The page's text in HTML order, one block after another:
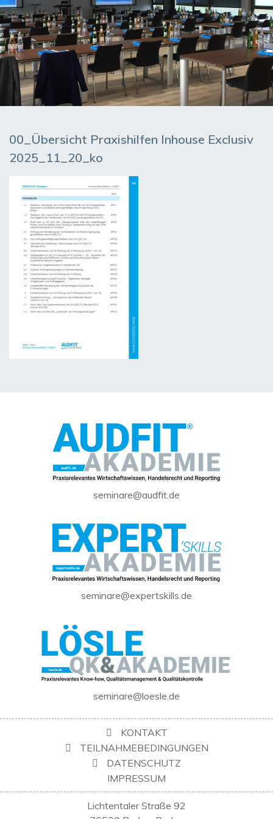
00_Übersicht Praxishilfen Inhouse Exclusiv
2025_11_20_ko
seminare@audfit.de
seminare@expertskills.de
seminare@loesle.de
KONTAKT
TEILNAHMEBEDINGUNGEN
DATENSCHUTZ
IMPRESSUM
Lichtentaler Straße 92